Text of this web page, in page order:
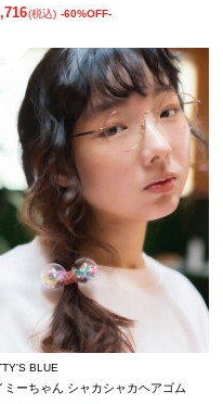
(税込) -60%OFF-
BLUE
ミーちゃん シャカシャカヘアゴム